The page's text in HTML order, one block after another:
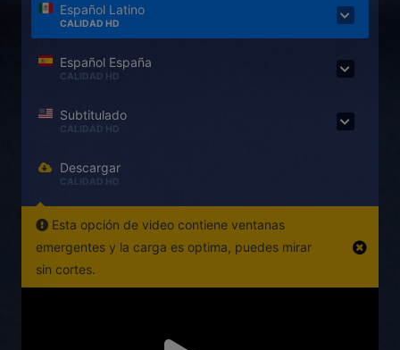
Español Latino
CALIDAD HD
Español España
CALIDAD HD
Subtitulado
CALIDAD HD
Descargar
CALIDAD HD
Esta opción de video contiene ventanas
emergentes y la carga es optima, puedes mirar
sin cortes.